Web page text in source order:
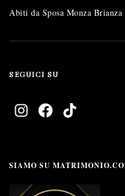
Abiti da Sposa Monza Brianza
SEGUICI SU
SIAMO SU